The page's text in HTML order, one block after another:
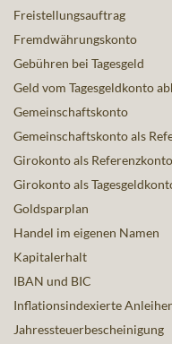
Freistellungsauftrag
Fremdwährungskonto
Gebühren bei Tagesgeld
Geld vom Tagesgeldkonto
Gemeinschaftskonto
Gemeinschaftskonto als
Girokonto als Referenzkonto
Girokonto als
Goldsparplan
Handel im eigenen Namen
Kapitalerhalt
IBAN und BIC
Inflationsindexierte
Jahressteuerbescheinigung